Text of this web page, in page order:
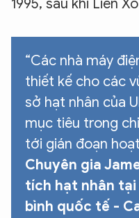
1995, sau khi Liên
“Các nhà máy
thiết kế cho các
sở hạt nhân của
mục tiêu trong
tới gián đoạn
Chuyên gia
tích hạt nhân
bình quốc tế -